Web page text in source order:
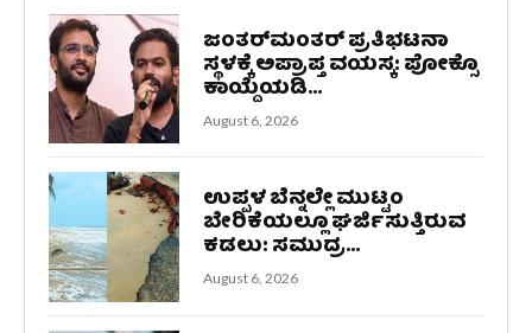
ಜಂತರ್‌ಮಂತರ್‌ ಪ್ರತಿಭಟನಾ
ಸ್ಥಳಕ್ಕೆ ಅಪ್ರಾಪ್ತ ವಯಸ್ಕ: ಪೋಕ್ಸೊ
ಕಾಯ್ದೆಯಡಿ...
August 6, 2026
ಉಪ್ಪಳ ಬೆನ್ನಲ್ಲೇ ಮುಟ್ಟಂ
ಬೇರಿಕೆಯಲ್ಲೂ ಘರ್ಜಿಸುತ್ತಿರುವ
ಕಡಲು: ಸಮುದ್ರ...
August 6, 2026